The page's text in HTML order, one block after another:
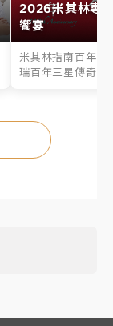
2026米其林專
饗宴
米其林指南百年之
瑞百年三星傳奇、